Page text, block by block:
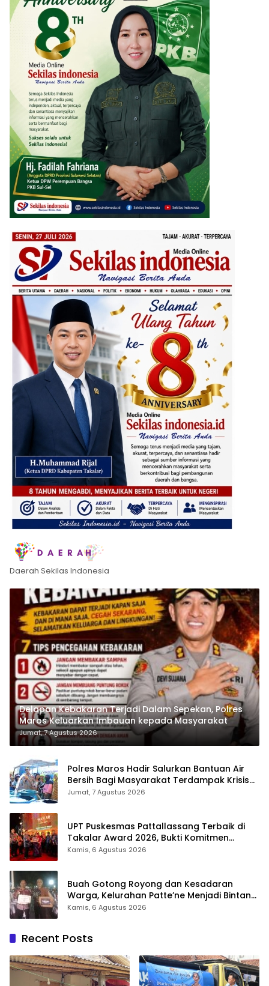
Daerah Sekilas Indonesia
Delapan Kebakaran Terjadi Dalam Sepekan, Polres
Maros Keluarkan Imbauan kepada Masyarakat
Jumat, 7 Agustus 2026
Polres Maros Hadir Salurkan Bantuan Air
Bersih Bagi Masyarakat Terdampak Krisis
Air Bersih Di Maros
Jumat, 7 Agustus 2026
UPT Puskesmas Pattallassang Terbaik di
Takalar Award 2026, Bukti Komitmen
Hadirkan Pelayanan Kesehatan Berkualitas
Kamis, 6 Agustus 2026
Buah Gotong Royong dan Kesadaran
Warga, Kelurahan Patte’ne Menjadi Bintang
Takalar Award 2026
Kamis, 6 Agustus 2026
Recent Posts